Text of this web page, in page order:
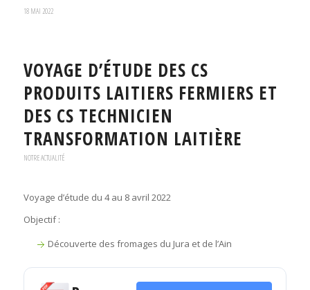
18 MAI 2022
VOYAGE D’ÉTUDE DES CS
PRODUITS LAITIERS FERMIERS ET
DES CS TECHNICIEN
TRANSFORMATION LAITIÈRE
NOTRE ACTUALITÉ
Voyage d’étude du 4 au 8 avril 2022
Objectif :
Découverte des fromages du Jura et de l’Ain